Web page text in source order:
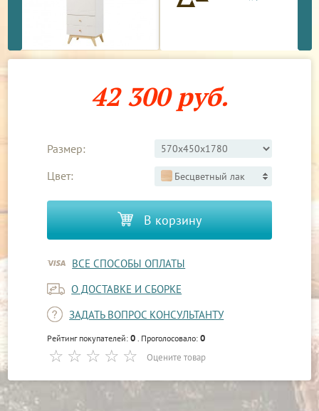
42 300 руб.
Размер:
Цвет:
Бесцветный лак
В корзину
ВСЕ СПОСОБЫ ОПЛАТЫ
О ДОСТАВКЕ И СБОРКЕ
ЗАДАТЬ ВОПРОС КОНСУЛЬТАНТУ
Рейтинг покупателей:0 . Проголосовало:0
Оцените товар